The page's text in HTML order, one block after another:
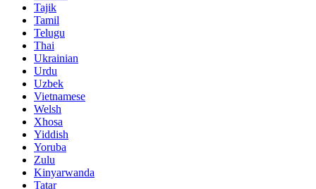
Tajik
Tamil
Telugu
Thai
Ukrainian
Urdu
Uzbek
Vietnamese
Welsh
Xhosa
Yiddish
Yoruba
Zulu
Kinyarwanda
Tatar